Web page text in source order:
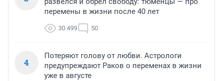
перемены в жизни после 40 лет
30 499 50
4
Потеряют голову от любви. Астрологи
предупреждают Раков о переменах в жизни
уже в августе